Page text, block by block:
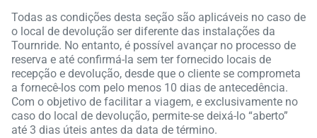
Todas as condições desta seção são aplicáveis no caso de
o local de devolução ser diferente das instalações da
Tournride. No entanto, é possível avançar no processo de
reserva e até confirmá-la sem ter fornecido locais de
recepção e devolução, desde que o cliente se comprometa
a fornecê-los com pelo menos 10 dias de antecedência.
Com o objetivo de facilitar a viagem, e exclusivamente no
caso do local de devolução, permite-se deixá-lo “aberto”
até 3 dias úteis antes da data de término.